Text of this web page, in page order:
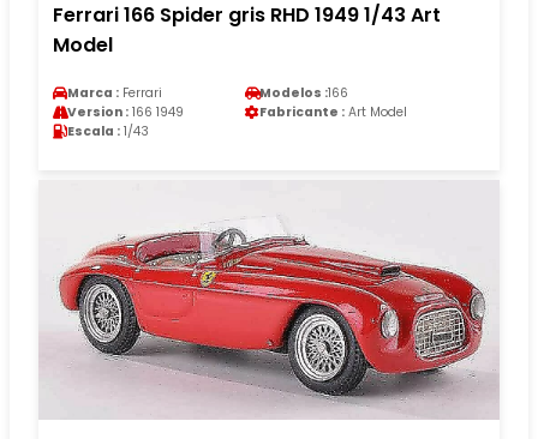
Ferrari 166 Spider gris RHD 1949 1/43 Art
Model
Marca : Ferrari Modelos :166
Version : 166 1949 Fabricante : Art Model
Escala : 1/43